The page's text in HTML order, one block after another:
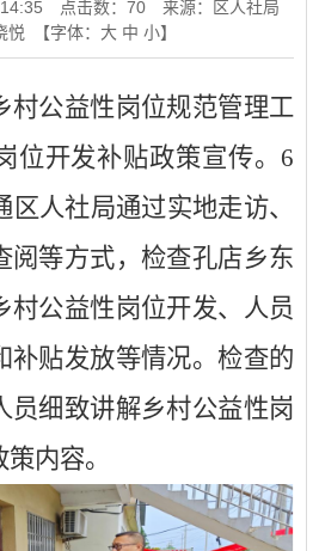
点击数： 70
来源：区人社局
悦
【字体： 大 中 小】
村公益性岗位规范管理工
位开发补贴政策宣传。 6
区人社局通过实地走访、
阅等方式，检查孔店乡东
村公益性岗位开发、人员
补贴发放等情况。检查的
员细致讲解乡村公益性岗
内容。